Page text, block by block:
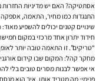
אסתטיקה? האם יש מדיניות
התנגדות כמו מחיר, התאמה, אספקה
שינויים קטנים יכולים להשפיע
חידוד יתרון אחד מרכזי במקום
“טריקים”. זו התאמה טובה יותר
מחקר קהל: המקום שבו קידום
אי אפשר לבנות מסרים טובים בלי
פנימי: מה מטריד אותו, איך הוא